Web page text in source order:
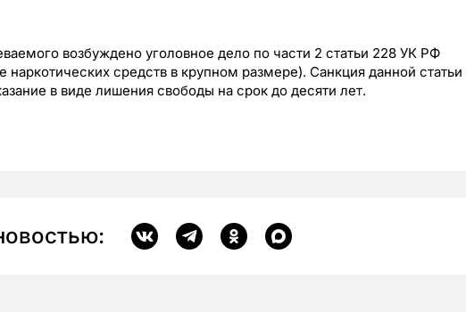
возбуждено уголовное дело по части 2 статьи 228 УК РФ
наркотических средств в крупном размере). Санкция данной статьи
в виде лишения свободы на срок до десяти лет.